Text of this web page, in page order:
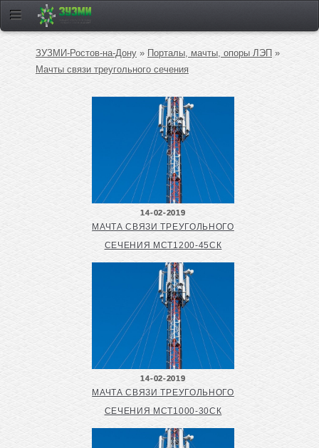
ЗУЗМИ-Ростов-на-Дону » Порталы, мачты, опоры ЛЭП »
Мачты связи треугольного сечения
14-02-2019
МАЧТА СВЯЗИ ТРЕУГОЛЬНОГО
СЕЧЕНИЯ МСТ1200-45СК
14-02-2019
МАЧТА СВЯЗИ ТРЕУГОЛЬНОГО
СЕЧЕНИЯ МСТ1000-30СК